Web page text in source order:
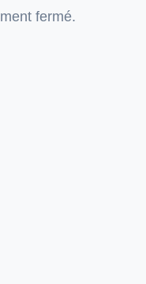
fermé.